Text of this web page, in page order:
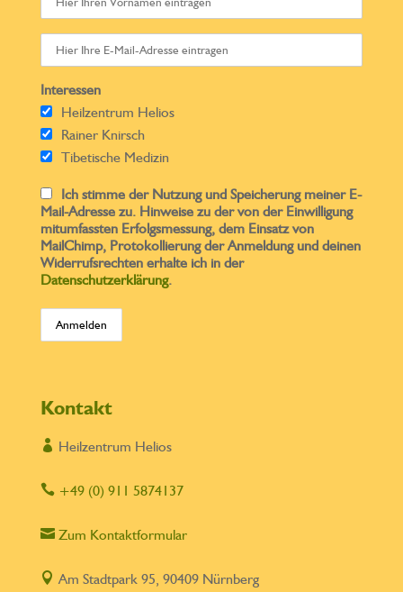
Interessen
Heilzentrum Helios
Rainer Knirsch
Tibetische Medizin
Ich stimme der Nutzung und Speicherung meiner E-
Mail-Adresse zu. Hinweise zu der von der Einwilligung
mitumfassten Erfolgsmessung, dem Einsatz von
MailChimp, Protokollierung der Anmeldung und deinen
Widerrufsrechten erhalte ich in der
Datenschutzerklärung.
Kontakt
 Heilzentrum Helios
+49 (0) 911 5874137
Zum Kontaktformular
 Am Stadtpark 95, 90409 Nürnberg